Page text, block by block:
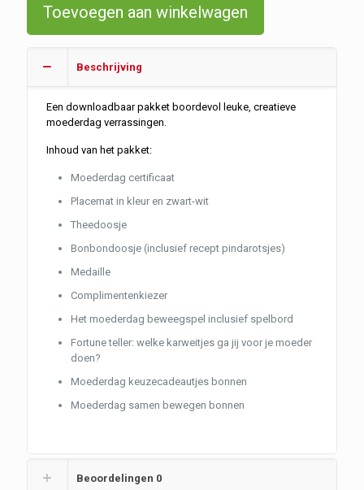
Toevoegen aan winkelwagen
Beschrijving
Een downloadbaar pakket boordevol leuke, creatieve
moederdag verrassingen.
Inhoud van het pakket:
Moederdag certificaat
Placemat in kleur en zwart-wit
Theedoosje
Bonbondoosje (inclusief recept pindarotsjes)
Medaille
Complimentenkiezer
Het moederdag beweegspel inclusief spelbord
Fortune teller: welke karweitjes ga jij voor je moeder
doen?
Moederdag keuzecadeautjes bonnen
Moederdag samen bewegen bonnen
Beoordelingen 0